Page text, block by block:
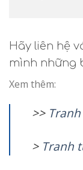
Hãy liên hệ
mình những
Xem thêm:
>> Tranh
> Tranh